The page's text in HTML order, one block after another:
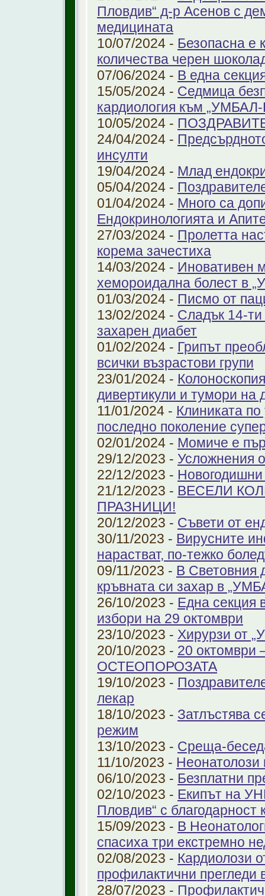
Пловдив“ д-р Асенов с
медицината
10/07/2024 - Безопасна е
количества черен
07/06/2024 - В една
15/05/2024 - Седмица
кардиология към
10/05/2024 -
24/04/2024 -
инсулти
19/04/2024 - Млад
05/04/2024 -
01/04/2024 - Много са
Ендокринологията и
27/03/2024 - Пролетта
корема зачестиха
14/03/2024 - Иновативен
хемороидална болест в
01/03/2024 - Писмо от
13/02/2024 - Сладък 14-
захарен диабет
01/02/2024 - Грипът
всички възрастови групи
23/01/2024 -
дивертикули и тумори на
11/01/2024 - Клиниката
последно поколение
02/01/2024 - Момиче е
29/12/2023 - Усложнения
22/12/2023 -
21/12/2023 - ВЕСЕЛИ
ПРАЗНИЦИ!
20/12/2023 - Съвети от
30/11/2023 - Вирусните
нарастват, по-тежко
09/11/2023 - В Световния
кръвната си захар в
26/10/2023 - Една секция
избори на 29 октомври
23/10/2023 - Хирурзи от
20/10/2023 - 20
ОСТЕОПОРОЗАТА
19/10/2023 -
лекар
18/10/2023 - Затлъстява
режим
13/10/2023 - Среща-
11/10/2023 -
06/10/2023 - Безплатни
02/10/2023 - Екипът на
Пловдив“ с благодарност
15/09/2023 - В
спасиха три екстремно
02/08/2023 - Кардиолози
профилактични прегледи
28/07/2023 -